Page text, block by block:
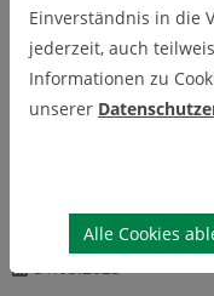
"Machine
Chemical
wurde
Einverständnis in die
jederzeit, auch
Informationen zu
unserer
Alle Cookies